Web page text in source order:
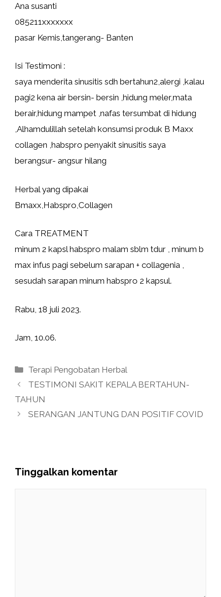
Ana susanti
085211xxxxxxx
pasar Kemis,tangerang- Banten
Isi Testimoni :
saya menderita sinusitis sdh bertahun2,alergi ,kalau
pagi2 kena air bersin- bersin ,hidung meler,mata
berair,hidung mampet ,nafas tersumbat di hidung
,Alhamdulillah setelah konsumsi produk B Maxx
collagen ,habspro penyakit sinusitis saya
berangsur- angsur hilang
Herbal yang dipakai
Bmaxx,Habspro,Collagen
Cara TREATMENT
minum 2 kapsl habspro malam sblm tdur , minum b
max infus pagi sebelum sarapan + collagenia ,
sesudah sarapan minum habspro 2 kapsul.
Rabu, 18 juli 2023.
Jam, 10.06.
Kategori
Terapi Pengobatan Herbal
TESTIMONI SAKIT KEPALA BERTAHUN-
TAHUN
SERANGAN JANTUNG DAN POSITIF COVID
Tinggalkan komentar